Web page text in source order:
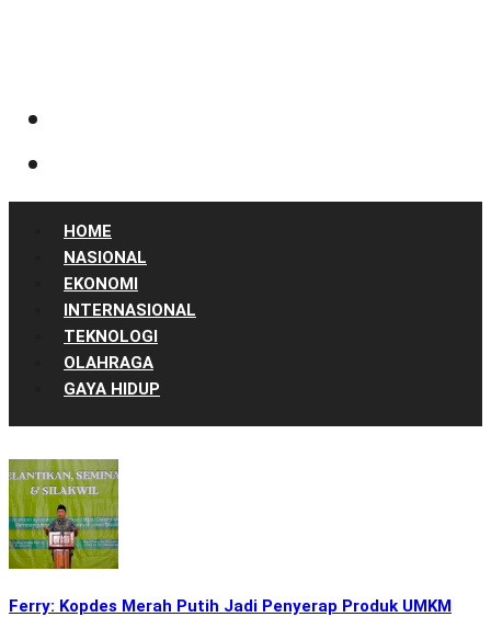
HOME
NASIONAL
EKONOMI
INTERNASIONAL
TEKNOLOGI
OLAHRAGA
GAYA HIDUP
Ferry: Kopdes Merah Putih Jadi Penyerap Produk UMKM